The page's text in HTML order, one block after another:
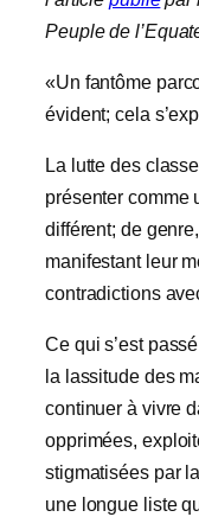
Peuple de
«Un fantôme
évident; cela
La lutte des
présenter comme
différent; de
manifestant leur
contradictions
Ce qui s’est
la lassitude des
continuer à vivre
opprimées,
stigmatisées par
une longue liste